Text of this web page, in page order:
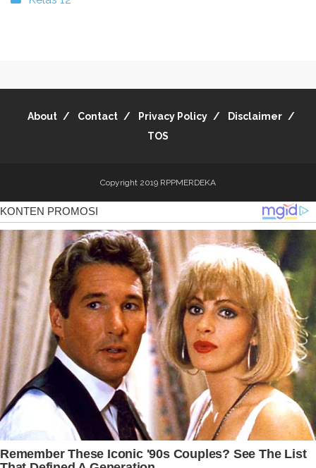
About Contact Privacy Policy
Disclaimer
TOS
Copyright 2019 RPPMERDEKA